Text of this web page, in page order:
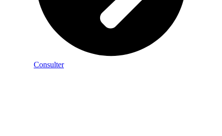
Consulter